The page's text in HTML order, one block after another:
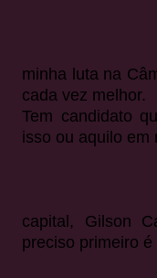
minha luta na
cada vez melhor.
Tem candidato
isso ou aquilo em
capital, Gilson
preciso primeiro